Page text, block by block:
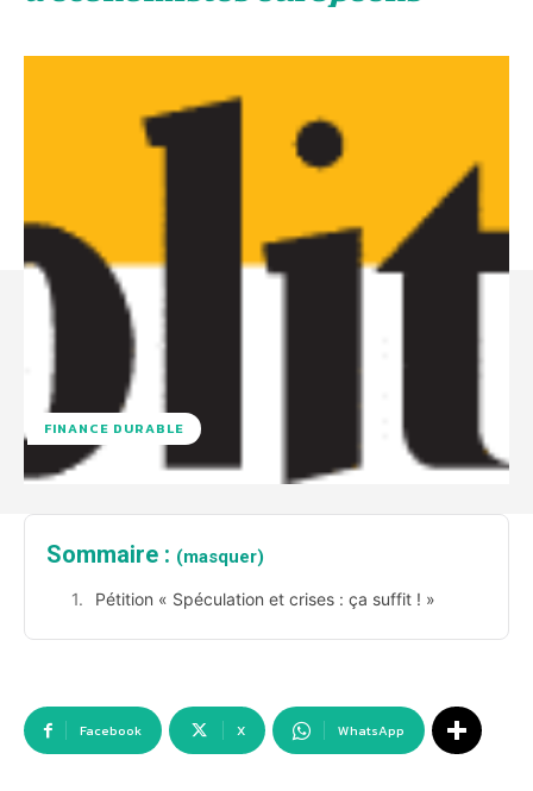
FINANCE DURABLE
Sommaire : (masquer)
Pétition « Spéculation et crises : ça suffit ! »
Facebook X WhatsApp